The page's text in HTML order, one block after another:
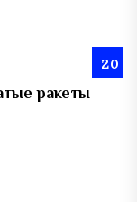
20
ракеты